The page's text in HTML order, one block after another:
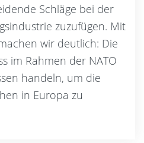
Schläge bei der
zuzufügen. Mit
wir deutlich: Die
im Rahmen der NATO
handeln, um die
in Europa zu